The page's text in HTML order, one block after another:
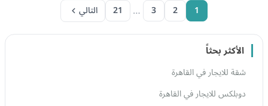
1
2
3
…
21 التالي
الأكثر بحثاً
شقة للايجار في القاهرة
دوبلكس للايجار في القاهرة